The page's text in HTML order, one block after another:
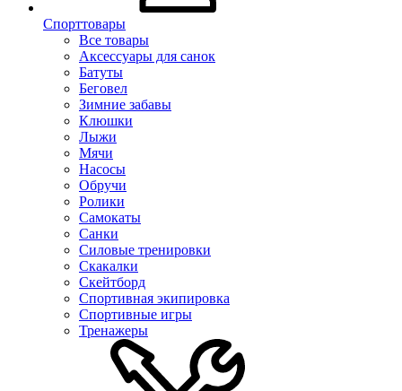
Спорттовары
Все товары
Аксессуары для санок
Батуты
Беговел
Зимние забавы
Клюшки
Лыжи
Мячи
Насосы
Обручи
Ролики
Самокаты
Санки
Силовые тренировки
Скакалки
Скейтборд
Спортивная экипировка
Спортивные игры
Тренажеры